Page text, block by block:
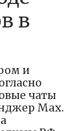
в
и
чаты
Max.